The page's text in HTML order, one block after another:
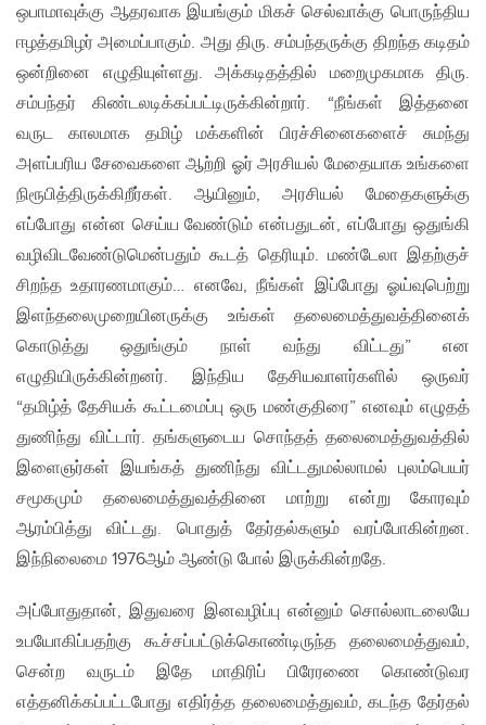
ஒபாமாவுக்கு ஆதரவாக இயங்கும் மிகச் செல்வாக்கு பொருந்திய
ஈழத்தமிழர் அமைப்பாகும். அது திரு. சம்பந்தருக்கு திறந்த கடிதம்
ஒன்றினை எழுதியுள்ளது. அக்கடிதத்தில் மறைமுகமாக திரு.
சம்பந்தர் கிண்டலடிக்கப்பட்டிருக்கின்றார். “நீங்கள் இத்தனை
வருட காலமாக தமிழ் மக்களின் பிரச்சினைகளைச் சுமந்து
அளப்பரிய சேவைகளை ஆற்றி ஓர் அரசியல் மேதையாக உங்களை
நிரூபித்திருக்கிறீர்கள். ஆயினும், அரசியல் மேதைகளுக்கு
எப்போது என்ன செய்ய வேண்டும் என்பதுடன், எப்போது ஒதுங்கி
வழிவிடவேண்டுமென்பதும் கூடத் தெரியும். மண்டேலா இதற்குச்
சிறந்த உதாரணமாகும்… எனவே, நீங்கள் இப்போது ஓய்வுபெற்று
இளந்தலைமுறையினருக்கு உங்கள் தலைமைத்துவத்தினைக்
கொடுத்து ஒதுங்கும் நாள் வந்து விட்டது” என
எழுதியிருக்கின்றனர். இந்திய தேசியவாளர்களில் ஒருவர்
“தமிழ்த் தேசியக் கூட்டமைப்பு ஒரு மண்குதிரை” எனவும் எழுதத்
துணிந்து விட்டார். தங்களுடைய சொந்தத் தலைமைத்துவத்தில்
இளைஞர்கள் இயங்கத் துணிந்து விட்டதுமல்லாமல் புலம்பெயர்
சமூகமும் தலைமைத்துவத்தினை மாற்று என்று கோரவும்
ஆரம்பித்து விட்டது. பொதுத் தேர்தல்களும் வரப்போகின்றன.
இந்நிலைமை 1976ஆம் ஆண்டு போல் இருக்கின்றதே.
அப்போதுதான், இதுவரை இனவழிப்பு என்னும் சொல்லாடலையே
உபயோகிப்பதற்கு கூச்சப்பட்டுக்கொண்டிருந்த தலைமைத்துவம்,
சென்ற வருடம் இதே மாதிரிப் பிரேரணை கொண்டுவர
எத்தனிக்கப்பட்டபோது எதிர்த்த தலைமைத்துவம், கடந்த தேர்தல்